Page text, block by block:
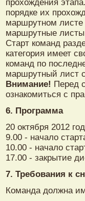
прохождения
порядке их
маршрутном листе
маршрутные
Старт команд
категория имеет
команд по
маршрутный лист
Внимание! Перед
ознакомиться с
6. Программа
20 октября 2012
9.00 - начало
10.00 - начало
17.00 - закрытие
7. Требования к
Команда должна